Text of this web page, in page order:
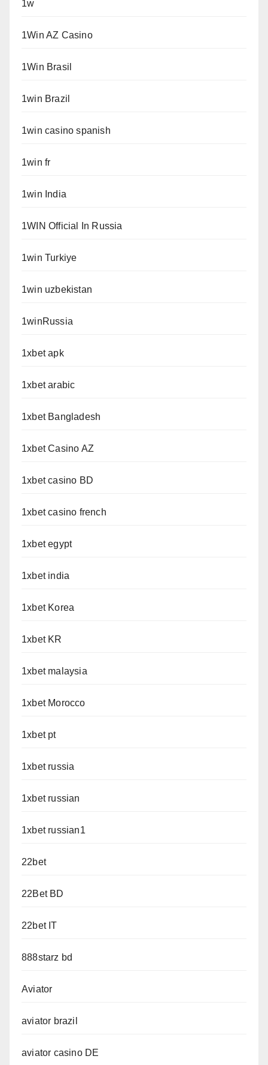
1w
1Win AZ Casino
1Win Brasil
1win Brazil
1win casino spanish
1win fr
1win India
1WIN Official In Russia
1win Turkiye
1win uzbekistan
1winRussia
1xbet apk
1xbet arabic
1xbet Bangladesh
1xbet Casino AZ
1xbet casino BD
1xbet casino french
1xbet egypt
1xbet india
1xbet Korea
1xbet KR
1xbet malaysia
1xbet Morocco
1xbet pt
1xbet russia
1xbet russian
1xbet russian1
22bet
22Bet BD
22bet IT
888starz bd
Aviator
aviator brazil
aviator casino DE